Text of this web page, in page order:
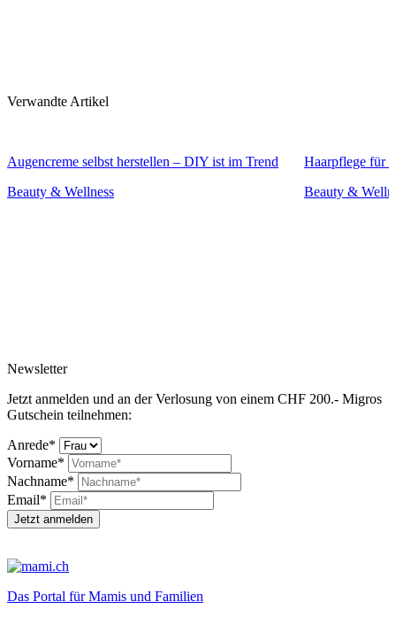
Verwandte Artikel
Augencreme selbst herstellen – DIY ist im Trend
Beauty & Wellness
Haarpflege für
Beauty &
Newsletter
Jetzt anmelden und an der Verlosung von einem CHF 200.- Migros
Gutschein teilnehmen:
Anrede*
Vorname*
Nachname*
Email*
Jetzt anmelden
Das Portal für Mamis und Familien